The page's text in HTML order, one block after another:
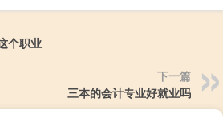
个职业
下一篇
三本的会计专业好就业吗